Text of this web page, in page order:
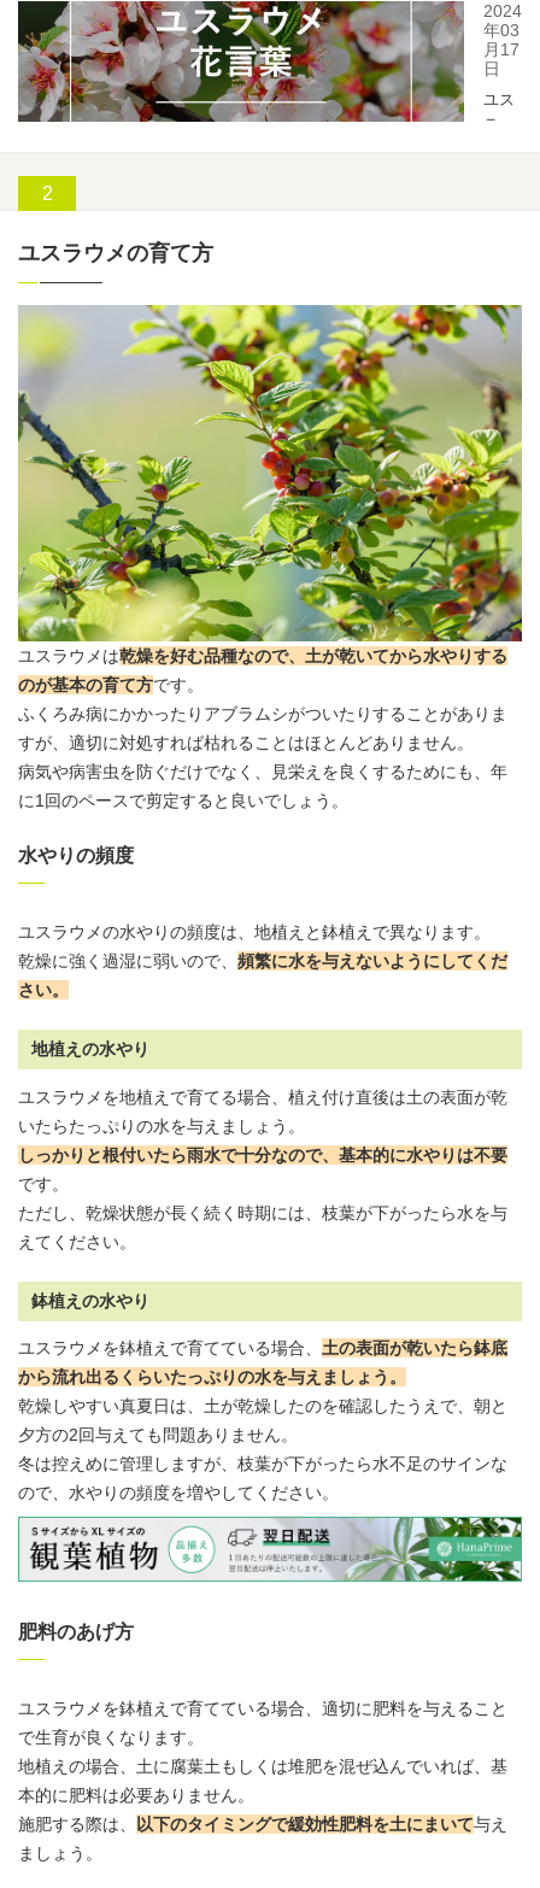
ユスラウメの育て方
ユスラウメは乾燥を好む品種なので、土が乾いてから水やりする
のが基本の育て方です。
ふくろみ病にかかったりアブラムシがついたりすることがありま
すが、適切に対処すれば枯れることはほとんどありません。
病気や病害虫を防ぐだけでなく、見栄えを良くするためにも、年
に1回のペースで剪定すると良いでしょう。
水やりの頻度
ユスラウメの水やりの頻度は、地植えと鉢植えで異なります。
乾燥に強く過湿に弱いので、 頻繁に水を与えないようにしてくだ
さい。
地植えの水やり
ユスラウメを地植えで育てる場合、植え付け直後は土の表面が乾
いたらたっぷりの水を与えましょう。
しっかりと根付いたら雨水で十分なので、基本的に水やりは不要
です。
ただし、乾燥状態が長く続く時期には、枝葉が下がったら水を与
えてください。
鉢植えの水やり
ユスラウメを鉢植えで育てている場合、 土の表面が乾いたら鉢底
から流れ出るくらいたっぷりの水を与えましょう。
乾燥しやすい真夏日は、土が乾燥したのを確認したうえで、朝と
夕方の2回与えても問題ありません。
冬は控えめに管理しますが、枝葉が下がったら水不足のサインな
ので、 水やりの頻度を増やしてください。
肥料のあげ方
ユスラウメを鉢植えで育てている場合、適切に肥料を与えること
で生育が良くなります。
地植えの場合、土に腐葉土もしくは堆肥を混ぜ込んでいれば、基
本的に肥料は必要ありません。
施肥する際は、
以下のタイミングで緩効性肥料を土にまいて与え
ましょう。